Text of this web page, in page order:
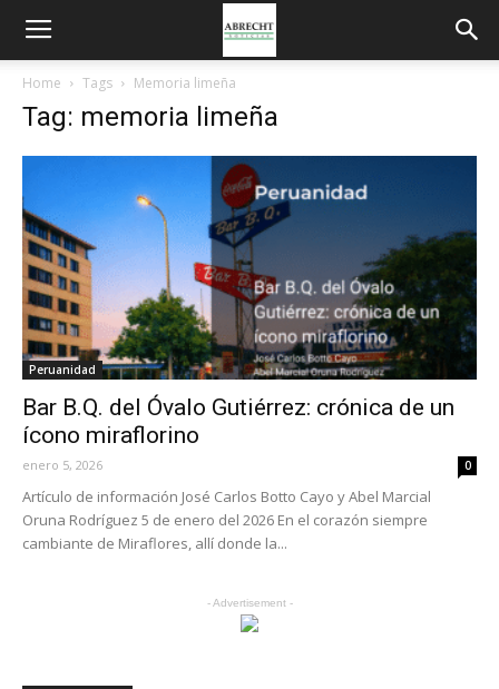
Home Tags Memoria limeña
Tag: memoria limeña
Peruanidad
Bar B.Q. del Óvalo Gutiérrez: crónica de un
ícono miraflorino
enero 5, 2026 0
Artículo de información José Carlos Botto Cayo y Abel Marcial
Oruna Rodríguez 5 de enero del 2026 En el corazón siempre
cambiante de Miraflores, allí donde la...
- Advertisement -